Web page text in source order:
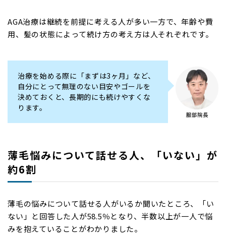
AGA治療は継続を前提に考える人が多い一方で、年齢や費
用、髪の状態によって続け方の考え方は人それぞれです。
治療を始める際に「まずは3ヶ月」など、
自分にとって無理のない目安やゴールを
決めておくと、長期的にも続けやすくな
ります。
薄毛悩みについて話せる人、「いない」が
約6割
薄毛の悩みについて話せる人がいるか聞いたところ、「い
ない」と回答した人が58.5％となり、半数以上が一人で悩
みを抱えていることがわかりました。